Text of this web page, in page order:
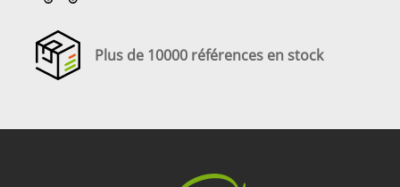
Plus de 10000 références en stock